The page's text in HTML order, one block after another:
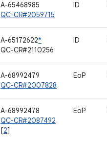
A-65468985
QC-CR#2059715
ID
A-65172622*
QC-CR#2110256
ID
A-68992479
QC-CR#2007828
EoP
A-68992478
QC-CR#2087492
[2]
EoP